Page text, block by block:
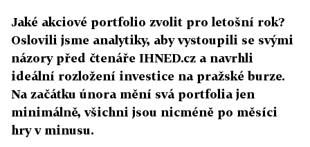
Jaké akciové portfolio zvolit pro letošní rok?
Oslovili jsme analytiky, aby vystoupili se svými
názory před čtenáře IHNED.cz a navrhli
ideální rozložení investice na pražské burze.
Na začátku února mění svá portfolia jen
minimálně, všichni jsou nicméně po měsíci
hry v minusu.